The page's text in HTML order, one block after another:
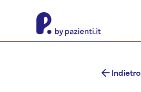
Indietro